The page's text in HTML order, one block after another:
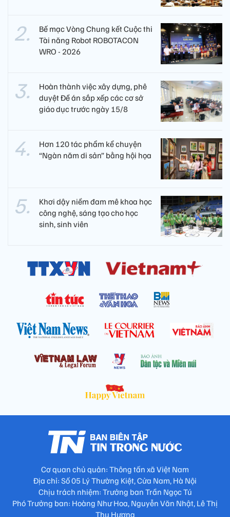
Bế mạc Vòng Chung kết Cuộc thi
Tài năng Robot ROBOTACON
WRO - 2026
Hoàn thành việc xây dựng, phê
duyệt Đề án sắp xếp các cơ sở
giáo dục trước ngày 15/8
Hơn 120 tác phẩm kể chuyện
“Ngàn năm di sản” bằng hội họa
Khơi dậy niềm đam mê khoa học
công nghệ, sáng tạo cho học
sinh, sinh viên
Cơ quan chủ quản: Thông tấn xã Việt Nam
Địa chỉ: Số 05 Lý Thường Kiệt, Cửa Nam, Hà Nội
Chịu trách nhiệm: Trưởng ban Trần Ngọc Tú
Phó Trưởng ban: Hoàng Như Hoa, Nguyễn Văn Nhật, Lê Thị
Thu Hương